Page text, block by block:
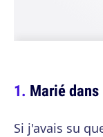
Marié
Si j'avais su